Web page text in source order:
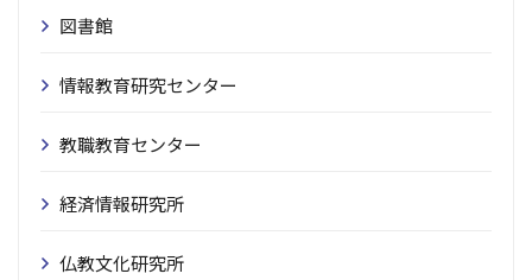
図書館
情報教育研究センター
教職教育センター
経済情報研究所
仏教文化研究所